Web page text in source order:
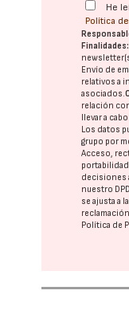
He
Política
Finalidades:
Envío de
relativos a
asociados.
relación
llevar a
Los datos
grupo por
Acceso,
decisiones
nuestro DPD
se ajusta a
Política de